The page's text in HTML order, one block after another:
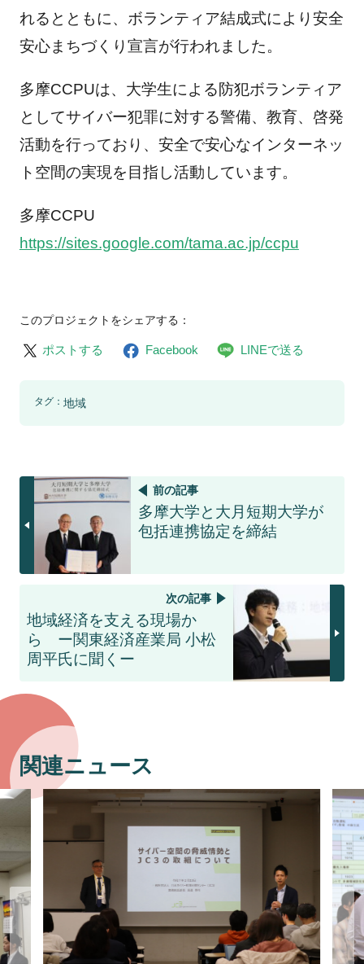
れるとともに、ボランティア結成式により安全
安心まちづくり宣言が行われました。
多摩CCPUは、大学生による防犯ボランティア
としてサイバー犯罪に対する警備、教育、啓発
活動を行っており、安全で安心なインターネッ
ト空間の実現を目指し活動しています。
多摩CCPU
https://sites.google.com/tama.ac.jp/ccpu
このプロジェクトをシェアする：
ポストする Facebook LINEで送る
タグ： 地域
前の記事
多摩大学と大月短期大学が
包括連携協定を締結
次の記事
地域経済を支える現場か
ら ー関東経済産業局 小松
周平氏に聞くー
関連ニュース